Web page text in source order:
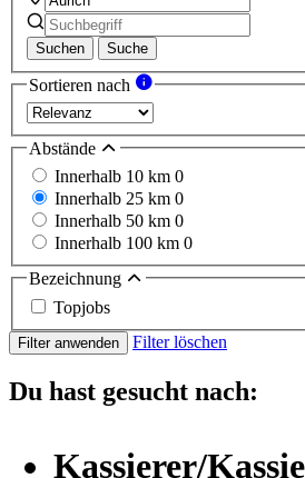
Suchen Suche
Sortieren nach
Abstände
Innerhalb 10 km 0
Innerhalb 25 km 0
Innerhalb 50 km 0
Innerhalb 100 km 0
Bezeichnung
Topjobs
Filter anwenden Filter löschen
Du hast gesucht nach:
Kassierer/